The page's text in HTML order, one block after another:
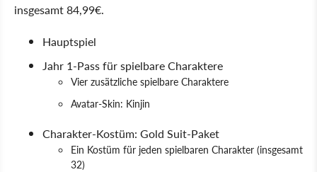
insgesamt 84,99€.
Hauptspiel
Jahr 1-Pass für spielbare Charaktere
Vier zusätzliche spielbare Charaktere
Avatar-Skin: Kinjin
Charakter-Kostüm: Gold Suit-Paket
Ein Kostüm für jeden spielbaren Charakter (insgesamt
32)